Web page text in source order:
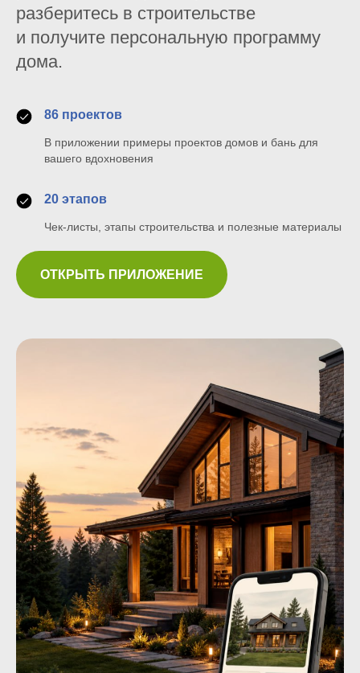
разберитесь в строительстве
и получите персональную программу
дома.
86 проектов
В приложении примеры проектов домов и бань для
вашего вдохновения
20 этапов
Чек-листы, этапы строительства и полезные материалы
ОТКРЫТЬ ПРИЛОЖЕНИЕ